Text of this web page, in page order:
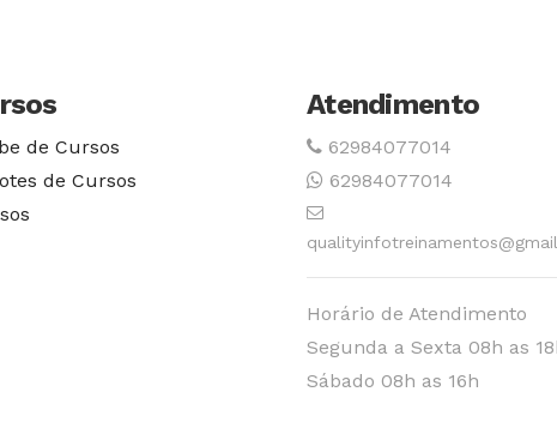
de Cursos
de Cursos
Atendimento
62984077014
62984077014
Horário de Atendimento
Segunda a Sexta 08h as
Sábado 08h as 16h